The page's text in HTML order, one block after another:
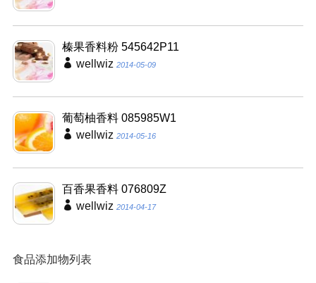
榛果香料粉 545642P11
wellwiz 2014-05-09
葡萄柚香料 085985W1
wellwiz 2014-05-16
百香果香料 076809Z
wellwiz 2014-04-17
食品添加物列表